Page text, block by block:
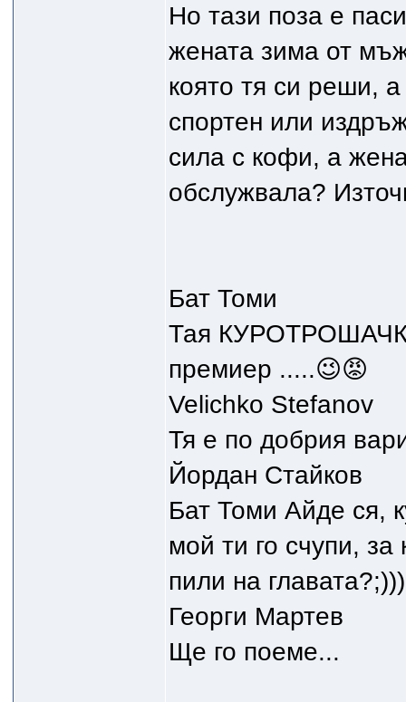
Но тази поза е
жената зима от
която тя си реши,
спортен или
сила с кофи, а
обслужвала?
Бат Томи
Тая
премиер .....😉😡
Velichko Stefanov
Тя е по добрия
Йордан Стайков
Бат Томи Айде ся,
мой ти го счупи,
пили на главата?;)))
Георги Мартев
Ще го поеме...